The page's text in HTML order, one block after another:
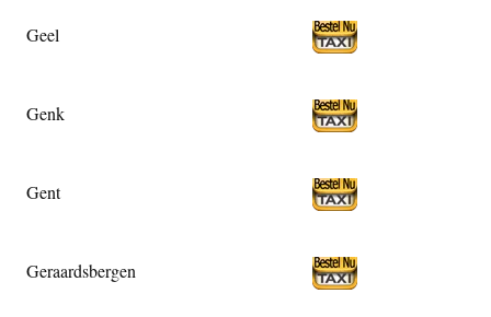
Geel
Genk
Gent
Geraardsbergen